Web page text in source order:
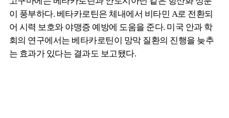
이 풍부하다. 베타카로틴은 체내에서 비타민 A로 전환되
어 시력 보호와 야맹증 예방에 도움을 준다. 미국 안과 학
회의 연구에서는 베타카로틴이 망막 질환의 진행을 늦추
는 효과가 있다는 결과도 보고됐다.